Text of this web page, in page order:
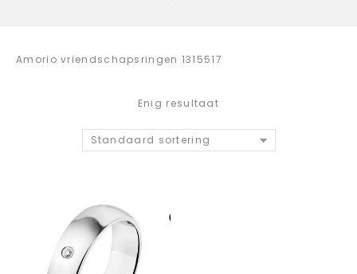
Amorio vriendschapsringen 1315517
Enig resultaat
Standaard sortering